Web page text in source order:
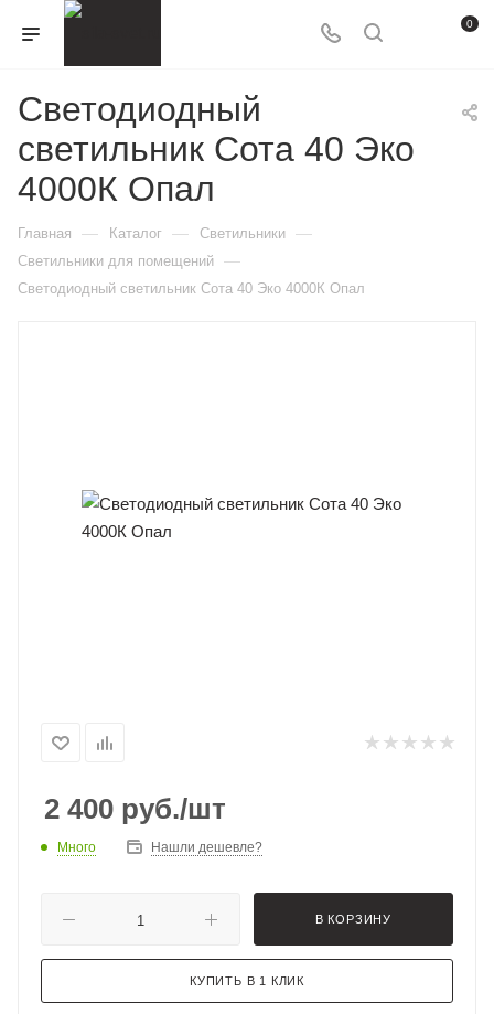
0
Светодиодный
светильник Сота 40 Эко
4000К Опал
Главная — Каталог — Светильники —
Светильники для помещений —
Светодиодный светильник Сота 40 Эко 4000К Опал
2 400 руб./шт
Много Нашли дешевле?
В КОРЗИНУ
КУПИТЬ В 1 КЛИК